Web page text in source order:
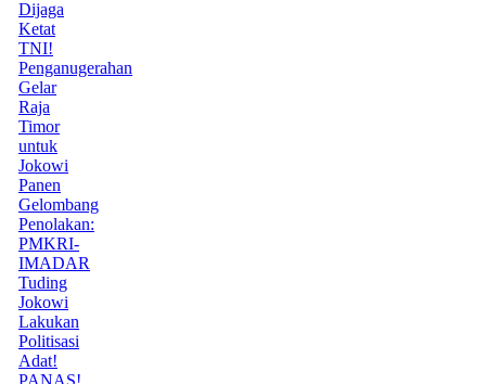
Dijaga
Ketat
TNI!
Penganugerahan
Gelar
Raja
Timor
untuk
Jokowi
Panen
Gelombang
Penolakan:
PMKRI-
IMADAR
Tuding
Jokowi
Lakukan
Politisasi
Adat!
PANAS!